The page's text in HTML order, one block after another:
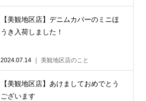
【美観地区店】デニムカバーのミニほ
うき入荷しました！
2024.07.14 美観地区店のこと
【美観地区店】あけましておめでとう
ございます